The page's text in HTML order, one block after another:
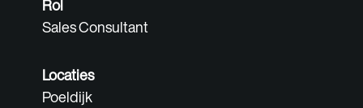
Rol
Sales Consultant
Locaties
Poeldijk